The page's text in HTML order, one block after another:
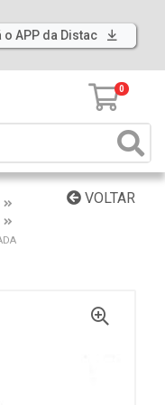
o APP da Distac
0
VOLTAR